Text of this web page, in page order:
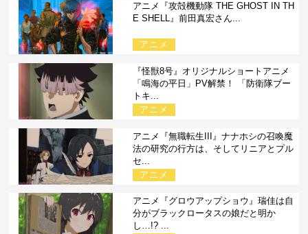
アニメ『攻殻機動隊 THE GHOST IN TH
E SHELL』前田真宏さん...
アニメ
『怪獣8号』オリジナルショートアニメ
「鳴海の平日」PV解禁！ 「防衛隊ブー
トキ...
アニメ
アニメ『無職転生III』ナナホシの召喚魔
法の研究の行方は、そしてリニアとプル
セ...
アニメ
アニメ『グロウアップショウ』瑞佳は自
分がブラックロータスの娘だと明か
し…!? ...